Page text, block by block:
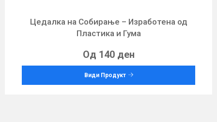
Цедалкa на Собирање – Изработенa од
Пластика и Гума
Од 140 ден
Види Продукт